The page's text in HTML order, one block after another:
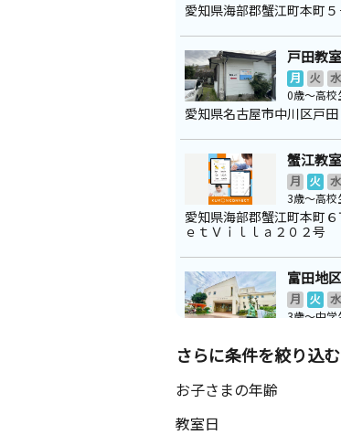
愛知県海部郡蟹江町本町５
戸田教室
月 火 水
0歳～高校
愛知県名古屋市中川区戸
蟹江教室
月 火 水
3歳～高校
愛知県海部郡蟹江町本町
ｅｔＶｉｌｌａ２０２号
富田地
月 火 水
3歳～中学
（富田地区会館内）
さらに条件を絞り込む
お子さまの年齢
教室日